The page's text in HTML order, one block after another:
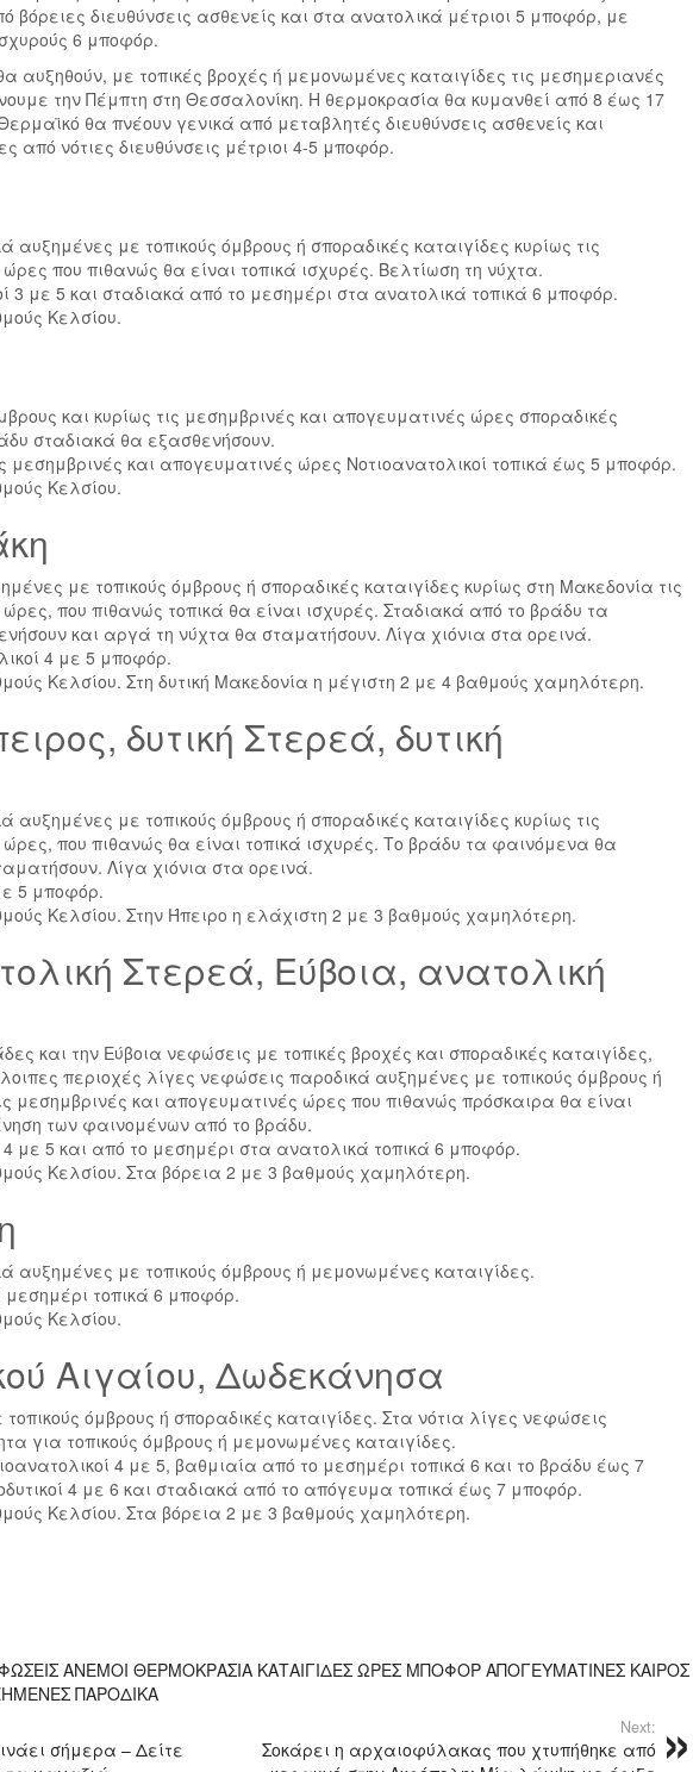
βόρειες διευθύνσεις ασθενείς και στα ανατολικά μέτριοι 5 μποφόρ, με
6 μποφόρ.
αυξηθούν, με τοπικές βροχές ή μεμονωμένες καταιγίδες τις μεσημεριανές
την Πέμπτη στη Θεσσαλονίκη. Η θερμοκρασία θα κυμανθεί από 8 έως 17
θα πνέουν γενικά από μεταβλητές διευθύνσεις ασθενείς και
από νότιες διευθύνσεις μέτριοι 4-5 μποφόρ.
αυξημένες με τοπικούς όμβρους ή σποραδικές καταιγίδες κυρίως τις
που πιθανώς θα είναι τοπικά ισχυρές. Βελτίωση τη νύχτα.
3 με 5 και σταδιακά από το μεσημέρι στα ανατολικά τοπικά 6 μποφόρ.
Κελσίου.
και κυρίως τις μεσημβρινές και απογευματινές ώρες σποραδικές
σταδιακά θα εξασθενήσουν.
μεσημβρινές και απογευματινές ώρες Νοτιοανατολικοί τοπικά έως 5 μποφόρ.
Κελσίου.
με τοπικούς όμβρους ή σποραδικές καταιγίδες κυρίως στη Μακεδονία τις
που πιθανώς τοπικά θα είναι ισχυρές. Σταδιακά από το βράδυ τα
και αργά τη νύχτα θα σταματήσουν. Λίγα χιόνια στα ορεινά.
4 με 5 μποφόρ.
Κελσίου. Στη δυτική Μακεδονία η μέγιστη 2 με 4 βαθμούς χαμηλότερη.
δυτική Στερεά, δυτική
αυξημένες με τοπικούς όμβρους ή σποραδικές καταιγίδες κυρίως τις
που πιθανώς θα είναι τοπικά ισχυρές. Το βράδυ τα φαινόμενα θα
Λίγα χιόνια στα ορεινά.
5 μποφόρ.
Κελσίου. Στην Ήπειρο η ελάχιστη 2 με 3 βαθμούς χαμηλότερη.
Στερεά, Εύβοια, ανατολική
και την Εύβοια νεφώσεις με τοπικές βροχές και σποραδικές καταιγίδες,
περιοχές λίγες νεφώσεις παροδικά αυξημένες με τοπικούς όμβρους ή
μεσημβρινές και απογευματινές ώρες που πιθανώς πρόσκαιρα θα είναι
των φαινομένων από το βράδυ.
4 με 5 και από το μεσημέρι στα ανατολικά τοπικά 6 μποφόρ.
Κελσίου. Στα βόρεια 2 με 3 βαθμούς χαμηλότερη.
αυξημένες με τοπικούς όμβρους ή μεμονωμένες καταιγίδες.
μεσημέρι τοπικά 6 μποφόρ.
Κελσίου.
Αιγαίου, Δωδεκάνησα
όμβρους ή σποραδικές καταιγίδες. Στα νότια λίγες νεφώσεις
για τοπικούς όμβρους ή μεμονωμένες καταιγίδες.
4 με 5, βαθμιαία από το μεσημέρι τοπικά 6 και το βράδυ έως 7
4 με 6 και σταδιακά από το απόγευμα τοπικά έως 7 μποφόρ.
Κελσίου. Στα βόρεια 2 με 3 βαθμούς χαμηλότερη.
ΑΝΕΜΟΙ ΘΕΡΜΟΚΡΑΣΙΑ ΚΑΤΑΙΓΙΔΕΣ ΩΡΕΣ ΜΠΟΦΟΡ ΑΠΟΓΕΥΜΑΤΙΝΕΣ ΚΑΙΡΟΣ
ΠΑΡΟΔΙΚΑ
σήμερα – Δείτε
Next:
Σοκάρει η αρχαιοφύλακας που χτυπήθηκε από